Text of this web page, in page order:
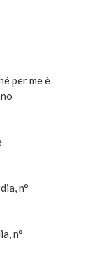
per me è
n°
n°